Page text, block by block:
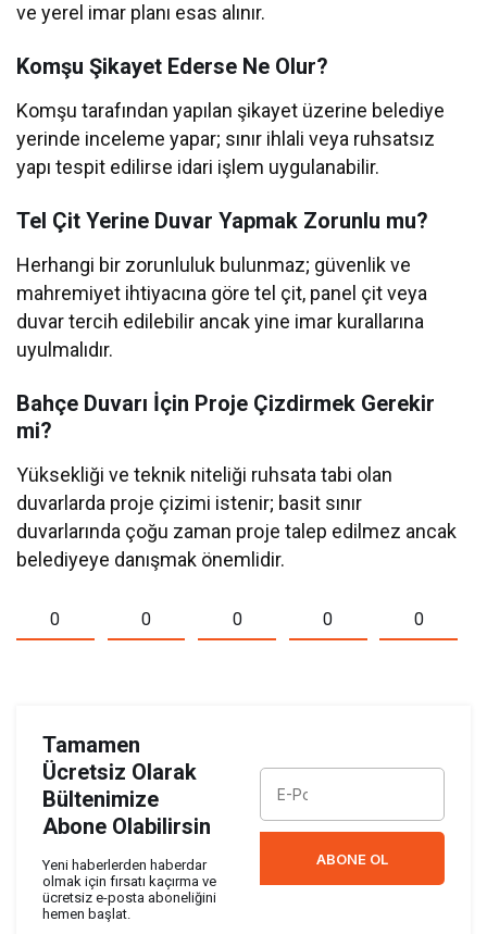
ve yerel imar planı esas alınır.
Komşu Şikayet Ederse Ne Olur?
Komşu tarafından yapılan şikayet üzerine belediye
yerinde inceleme yapar; sınır ihlali veya ruhsatsız
yapı tespit edilirse idari işlem uygulanabilir.
Tel Çit Yerine Duvar Yapmak Zorunlu mu?
Herhangi bir zorunluluk bulunmaz; güvenlik ve
mahremiyet ihtiyacına göre tel çit, panel çit veya
duvar tercih edilebilir ancak yine imar kurallarına
uyulmalıdır.
Bahçe Duvarı İçin Proje Çizdirmek Gerekir
mi?
Yüksekliği ve teknik niteliği ruhsata tabi olan
duvarlarda proje çizimi istenir; basit sınır
duvarlarında çoğu zaman proje talep edilmez ancak
belediyeye danışmak önemlidir.
0 0 0 0 0
Tamamen
Ücretsiz Olarak
Bültenimize
Abone Olabilirsin
Yeni haberlerden haberdar
olmak için fırsatı kaçırma ve
ücretsiz e-posta aboneliğini
hemen başlat.
ABONE OL